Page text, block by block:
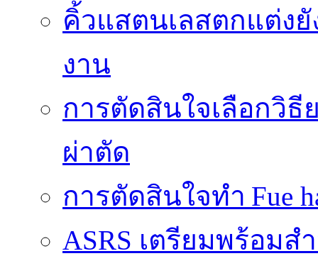
คิ้วแสตนเลสตกแต่ง
งาน
การตัดสินใจเลือกวิ
ผ่าตัด
การตัดสินใจทำ Fue
ASRS เตรียมพร้อม